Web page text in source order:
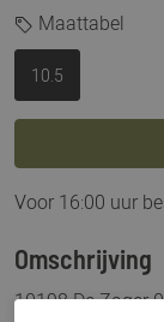
Maattabel
10.5
Voor 16:00 uur
Omschrijving
10198 De Zager